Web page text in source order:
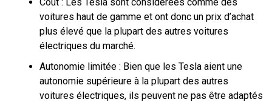
voitures haut de gamme et ont donc un prix d’achat
plus élevé que la plupart des autres voitures
électriques du marché.
Autonomie limitée : Bien que les Tesla aient une
autonomie supérieure à la plupart des autres
voitures électriques, ils peuvent ne pas être adaptés